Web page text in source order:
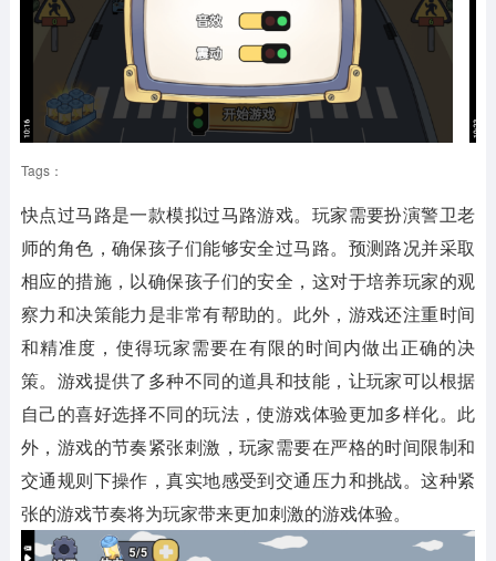
Tags：
快点过马路是一款模拟过马路游戏。玩家需要扮演警卫老
师的角色，确保孩子们能够安全过马路。预测路况并采取
相应的措施，以确保孩子们的安全，这对于培养玩家的观
察力和决策能力是非常有帮助的。此外，游戏还注重时间
和精准度，使得玩家需要在有限的时间内做出正确的决
策。游戏提供了多种不同的道具和技能，让玩家可以根据
自己的喜好选择不同的玩法，使游戏体验更加多样化。此
外，游戏的节奏紧张刺激，玩家需要在严格的时间限制和
交通规则下操作，真实地感受到交通压力和挑战。这种紧
张的游戏节奏将为玩家带来更加刺激的游戏体验。